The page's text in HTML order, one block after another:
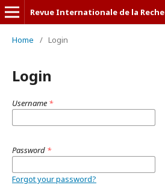
Home / Login
Login
Username *
Password *
Forgot your password?